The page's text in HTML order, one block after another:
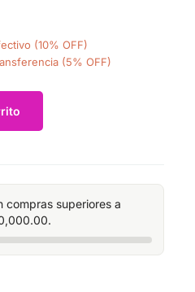
(10% OFF)
(5% OFF)
compras superiores a
.